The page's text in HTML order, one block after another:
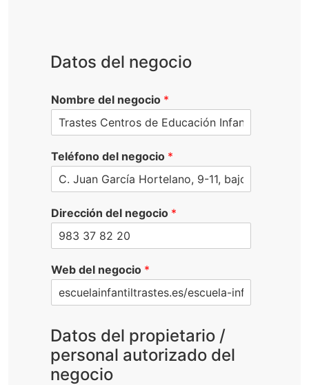
Datos del negocio
Nombre del negocio *
Teléfono del negocio *
Dirección del negocio *
Web del negocio *
Datos del propietario /
personal autorizado del
negocio